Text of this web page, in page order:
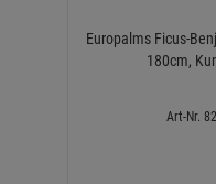
Europalms Ficus-
180cm,
Art-Nr.